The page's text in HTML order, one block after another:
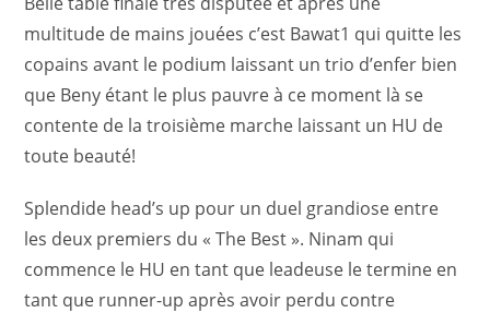
multitude de mains jouées c’est Bawat1 qui quitte les
copains avant le podium laissant un trio d’enfer bien
que Beny étant le plus pauvre à ce moment là se
contente de la troisième marche laissant un HU de
toute beauté!
Splendide head’s up pour un duel grandiose entre
les deux premiers du « The Best ». Ninam qui
commence le HU en tant que leadeuse le termine en
tant que runner-up après avoir perdu contre